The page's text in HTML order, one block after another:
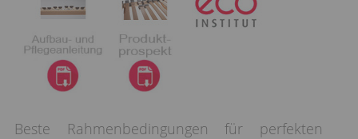
Beste Rahmenbedingungen für perfekten